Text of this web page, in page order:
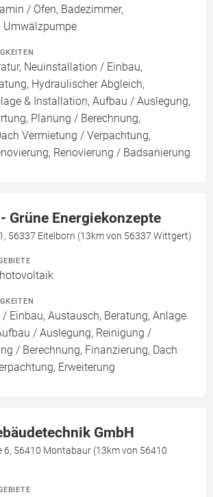
/ Ofen, Badezimmer,
Umwälzpumpe
Neuinstallation / Einbau,
Hydraulischer Abgleich,
& Installation, Aufbau / Auslegung,
Planung / Berechnung,
Vermietung / Verpachtung,
Renovierung / Badsanierung
Grüne Energiekonzepte
56337 Eitelborn (13km von 56337 Wittgert)
Einbau, Austausch, Beratung, Anlage
/ Auslegung, Reinigung /
/ Berechnung, Finanzierung, Dach
Erweiterung
GmbH
6, 56410 Montabaur (13km von 56410